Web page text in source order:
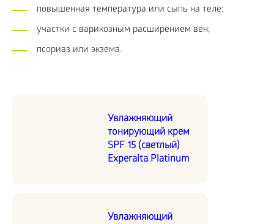
повышенная температура или сыпь на теле;
участки с варикозным расширением вен;
псориаз или экзема.
Увлажняющий
тонирующий крем
SPF 15 (светлый)
Experalta Platinum
Увлажняющий